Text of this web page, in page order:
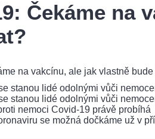
Čekáme na